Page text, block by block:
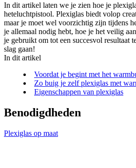
In dit artikel laten we je zien hoe je
heteluchtpistool. Plexiglas biedt volop
maar je moet wel voorzichtig zijn tijdens
je allemaal nodig hebt, hoe je het veilig
je gebruikt om tot een succesvol resultaat
slag gaan!
In dit artikel
Voordat je begint met het
Zo buig je zelf plexiglas met
Eigenschappen van plexiglas
Benodigdheden
Plexiglas op maat